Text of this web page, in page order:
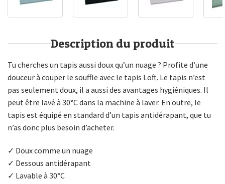
Description du produit
Tu cherches un tapis aussi doux qu’un nuage ? Profite d’une
douceur à couper le souffle avec le tapis Loft. Le tapis n’est
pas seulement doux, il a aussi des avantages hygiéniques. Il
peut être lavé à 30°C dans la machine à laver. En outre, le
tapis est équipé en standard d’un tapis antidérapant, que tu
n’as donc plus besoin d’acheter.
✓ Doux comme un nuage
✓ Dessous antidérapant
✓ Lavable à 30°C